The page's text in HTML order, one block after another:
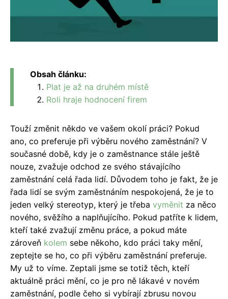
Obsah článku:
Plat je až na druhém místě
Roli hraje hodnocení firem
Touží změnit někdo ve vašem okolí práci? Pokud
ano, co preferuje při výběru nového zaměstnání? V
současné době, kdy je o zaměstnance stále ještě
nouze, zvažuje odchod ze svého stávajícího
zaměstnání celá řada lidí. Důvodem toho je fakt, že je
řada lidí se svým zaměstnáním nespokojená, že je to
jeden velký stereotyp, který je třeba vyměnit za něco
nového, svěžího a naplňujícího. Pokud patříte k lidem,
kteří také zvažují změnu práce, a pokud máte
zároveň kolem sebe někoho, kdo práci taky mění,
zeptejte se ho, co při výběru zaměstnání preferuje.
My už to víme. Zeptali jsme se totiž těch, kteří
aktuálně práci mění, co je pro ně lákavé v novém
zaměstnání, podle čeho si vybírají zbrusu novou